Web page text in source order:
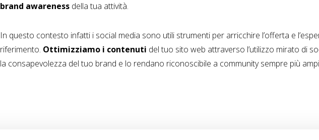
brand awareness della tua attività.
In questo contesto infatti i social media sono utili strumenti per arricchire l’offerta e
riferimento. Ottimizziamo i contenuti del tuo sito web attraverso l’utilizzo mirato di
la consapevolezza del tuo brand e lo rendano riconoscibile a community sempre più